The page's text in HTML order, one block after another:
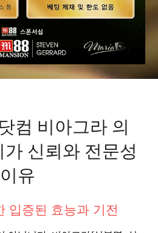
컴 비아그라 의
신뢰와 전문성
유
입증된 효능과 기전